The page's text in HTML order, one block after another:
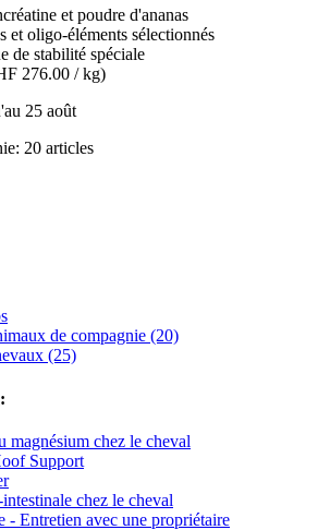
et poudre d'ananas
et oligo-éléments sélectionnés
de stabilité spéciale
276.00 / kg)
25 août
20 articles
de compagnie (20)
(25)
magnésium chez le cheval
Support
chez le cheval
- Entretien avec une propriétaire